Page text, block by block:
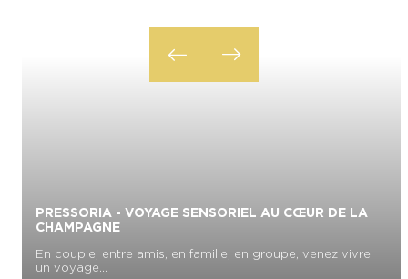
PRESSORIA - VOYAGE SENSORIEL AU CŒUR DE LA
CHAMPAGNE
En couple, entre amis, en famille, en groupe, venez vivre
un voyage...